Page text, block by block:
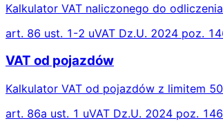
Kalkulator VAT naliczonego do
art. 86 ust. 1-2 uVAT Dz.U. 2024 poz.
VAT od pojazdów
Kalkulator VAT od pojazdów z limitem
art. 86a ust. 1 uVAT Dz.U. 2024 poz.